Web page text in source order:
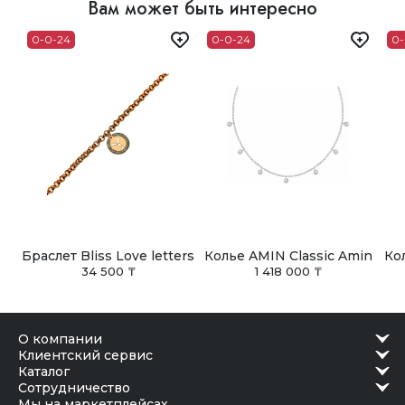
В Астане, Алматы, Шымкенте и Ташкенте доступен
самовывоз из наших бутиков. Заказ можно получить в
удобное время после подтверждения готовности.
Вам может быть интересно
0-0-24
Браслет Bliss Love letters
34 500 ₸
0-0-24
Колье AMIN Classic Amin
1 418 000 ₸
о компании
клиентский сервис
каталог
сотрудничество